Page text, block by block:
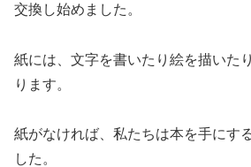
交換し始めました。
紙には、文字を書いたり絵を描いた
ります。
紙がなければ、私たちは本を手にす
した。